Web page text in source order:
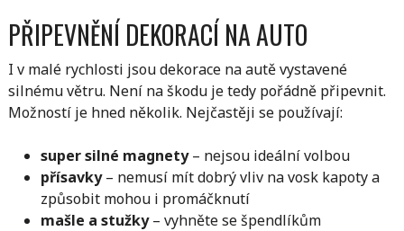
PŘIPEVNĚNÍ DEKORACÍ NA AUTO
I v malé rychlosti jsou dekorace na autě vystavené
silnému větru. Není na škodu je tedy pořádně připevnit.
Možností je hned několik. Nejčastěji se používají:
super silné magnety– nejsou ideální volbou
přísavky– nemusí mít dobrý vliv na vosk kapoty a
způsobit mohou i promáčknutí
mašle a stužky– vyhněte se špendlíkům